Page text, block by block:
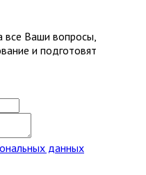
Ваши вопросы,
и подготовят
данных